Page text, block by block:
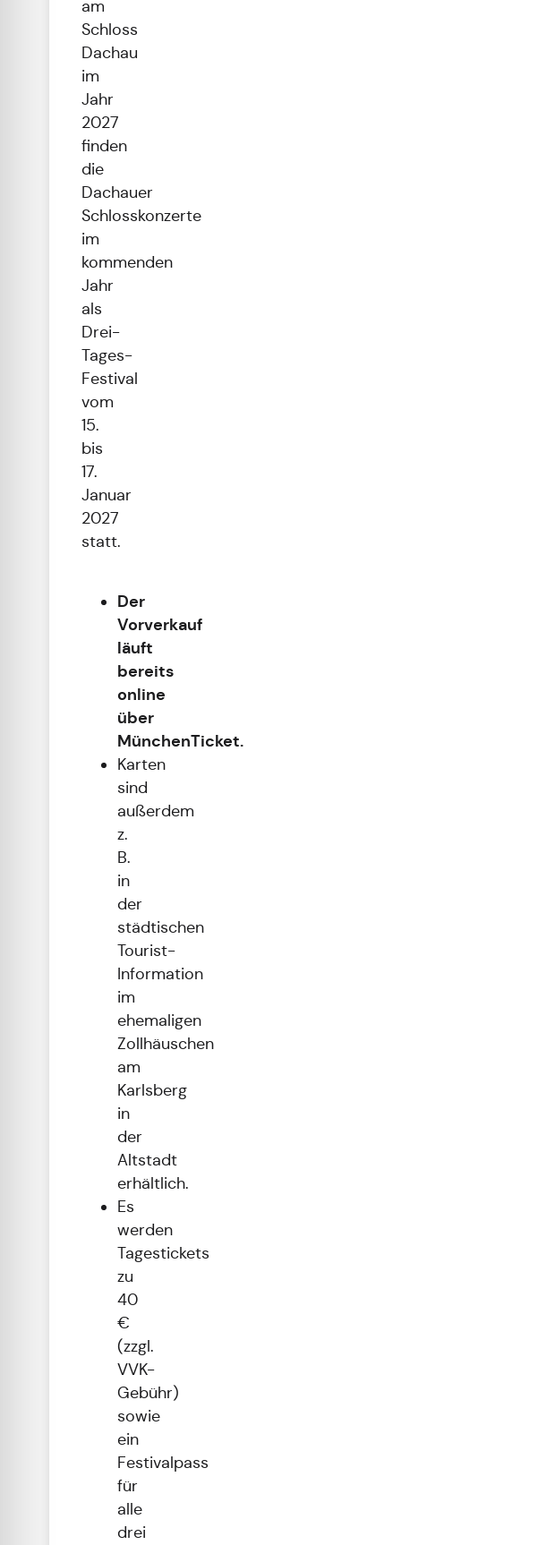
am
Schloss
Dachau
im
Jahr
2027
finden
die
Dachauer
Schlosskonzerte
im
kommenden
Jahr
als
Drei-
Tages-
Festival
vom
15.
bis
17.
Januar
2027
statt.
Der
Vorverkauf
läuft
bereits
online
über
MünchenTicket.
Karten
sind
außerdem
z.
B.
in
der
städtischen
Tourist-
Information
im
ehemaligen
Zollhäuschen
am
Karlsberg
in
der
Altstadt
erhältlich.
Es
werden
Tagestickets
zu
40
€
(zzgl.
VVK-
Gebühr)
sowie
ein
Festivalpass
für
alle
drei